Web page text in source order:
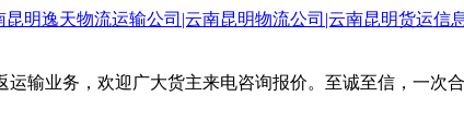
输业务，欢迎广大货主来电咨询报价。至诚至信，一次合